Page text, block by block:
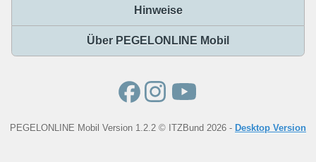
Hinweise
Über PEGELONLINE Mobil
PEGELONLINE Mobil Version 1.2.2 © ITZBund 2026 - Desktop Version